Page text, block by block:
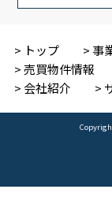
トップ 事
売買物件情報
会社紹介